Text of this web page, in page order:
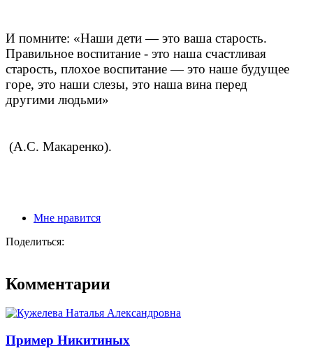
И помните: «Наши дети—это ваша старость.
Правильное воспитание - это наша счастливая
старость, плохое воспитание—это наше будущее
горе, это наши слезы, это наша вина перед
другими людьми»
(А.С. Макаренко).
Мне нравится
Поделиться:
Комментарии
Пример Никитиных